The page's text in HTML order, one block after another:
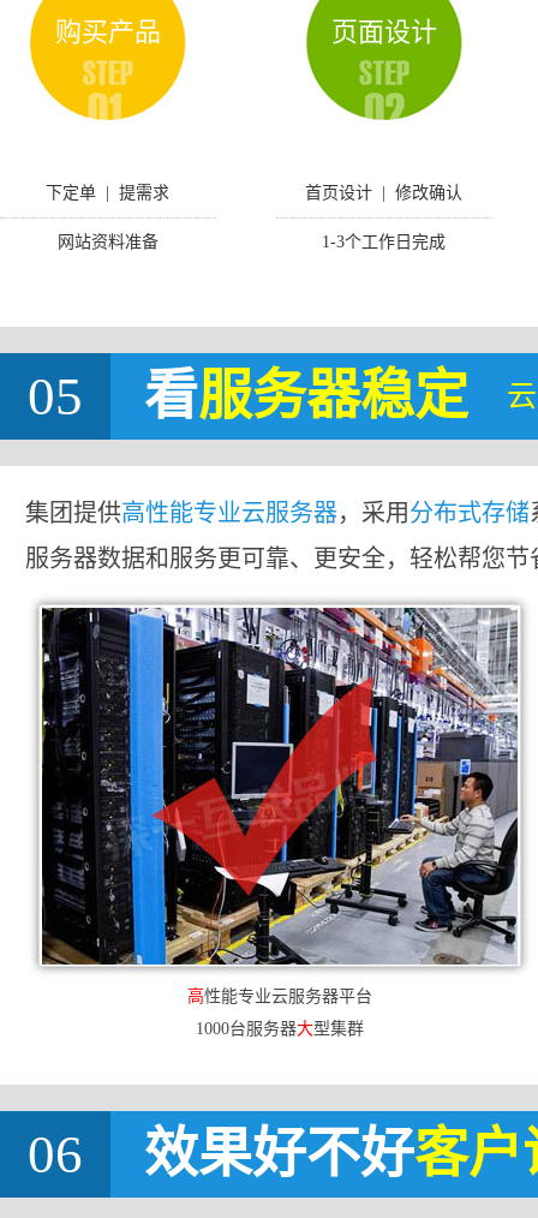
购买产品
下定单 | 提需求
网站资料准备
页面设计
首页设计 | 修改确认
1-3个工作日完成
05 看服务器稳定
集团提供高性能专业云服务器，采用分布式存储
服务器数据和服务更可靠、更安全，轻松帮您节
高性能专业云服务器平台
1000台服务器大型集群
06 效果好不好客户